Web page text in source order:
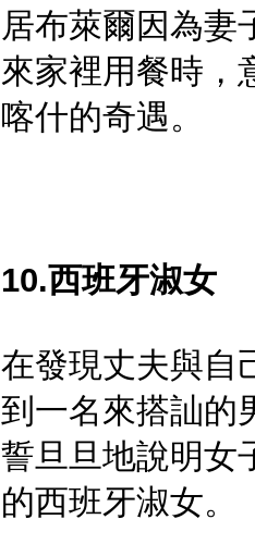
居布萊爾因為妻
來家裡用餐時，
喀什的奇遇。
10.西班牙淑女
在發現丈夫與自
到一名來搭訕的
誓旦旦地說明女
的西班牙淑女。